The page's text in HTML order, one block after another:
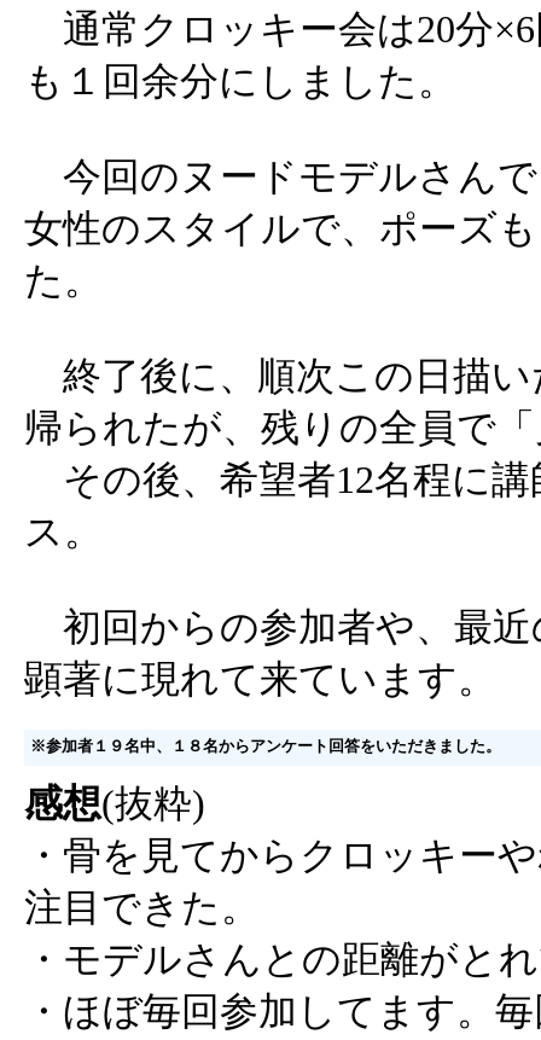
通常クロッキー会は20分
も１回余分にしました。
今回のヌードモデルさん
女性のスタイルで、ポーズ
た。
終了後に、順次この日描
帰られたが、残りの全員で
その後、希望者12名程に
ス。
初回からの参加者や、最近
顕著に現れて来ています。
※参加者１９名中、１８名からアンケート回答をいただきました。
感想(抜粋)
・骨を見てからクロッキー
注目できた。
・モデルさんとの距離がと
・ほぼ毎回参加してます。